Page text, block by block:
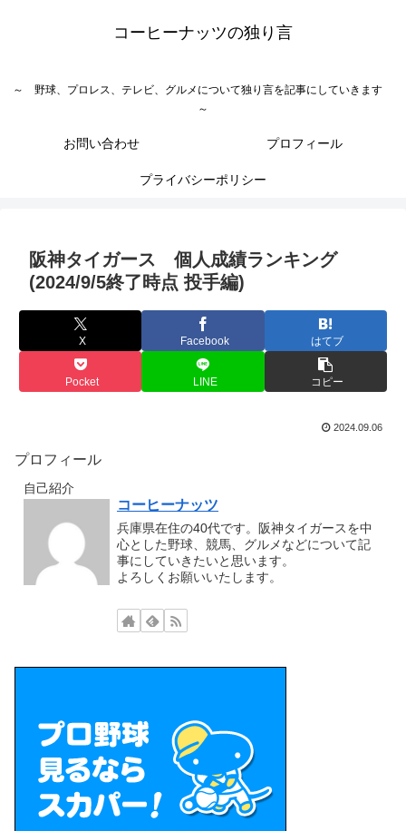
コーヒーナッツの独り言
～ 野球、プロレス、テレビ、グルメについて独り言を記事にしていきます
～
お問い合わせ プロフィール
プライバシーポリシー
阪神タイガース 個人成績ランキング
(2024/9/5終了時点 投手編)
X Facebook はてブ
Pocket LINE コピー
2024.09.06
プロフィール
自己紹介
コーヒーナッツ
兵庫県在住の40代です。阪神タイガースを中
心とした野球、競馬、グルメなどについて記
事にしていきたいと思います。
よろしくお願いいたします。